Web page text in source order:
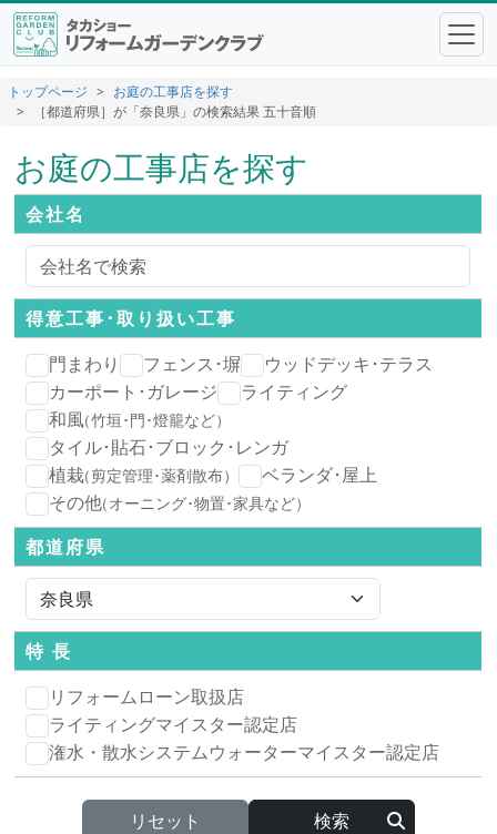
トップページ
お庭の工事店を探す
［都道府県］が「奈良県」の検索結果 五十音順
お庭の工事店を探す
会社名
得意工事･取り扱い工事
門まわり
フェンス･塀
ウッドデッキ･テラス
カーポート･ガレージ
ライティング
和風（竹垣･門･燈籠など）
タイル･貼石･ブロック･レンガ
植栽（剪定管理･薬剤散布）
ベランダ･屋上
その他（オーニング･物置･家具など）
都道府県
特 長
リフォームローン取扱店
ライティングマイスター認定店
潅水・散水システムウォーターマイスター認定店
リセット